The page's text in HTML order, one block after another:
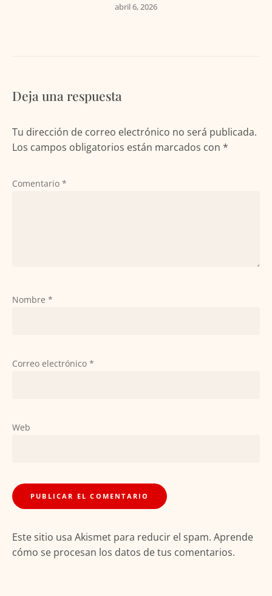
abril 6, 2026
Deja una respuesta
Tu dirección de correo electrónico no será publicada.
Los campos obligatorios están marcados con *
Comentario *
Nombre *
Correo electrónico *
Web
Este sitio usa Akismet para reducir el spam. Aprende
cómo se procesan los datos de tus comentarios.